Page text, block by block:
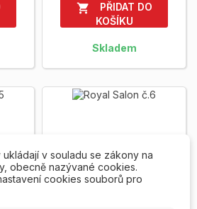

PŘIDAT DO
KOŠÍKU
Skladem
v souladu se zákony na
obecně nazývané cookies.
cookies souborů pro